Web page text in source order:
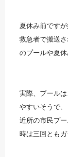
夏休み前です
救急者で搬送
のプールや夏
実際、プール
やすいそうで、
近所の市民プ
時は三回ともガ